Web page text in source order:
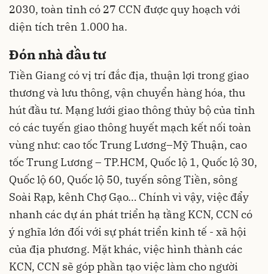
2030, toàn tỉnh có 27 CCN được quy hoạch với
diện tích trên 1.000 ha.
Đón nhà đầu tư
Tiền Giang có vị trí đắc địa, thuận lợi trong giao
thương và lưu thông, vận chuyển hàng hóa, thu
hút đầu tư. Mạng lưới giao thông thủy bộ của tỉnh
có các tuyến giao thông huyết mạch kết nối toàn
vùng như: cao tốc Trung Lương–Mỹ Thuận, cao
tốc Trung Lương – TP.HCM, Quốc lộ 1, Quốc lộ 30,
Quốc lộ 60, Quốc lộ 50, tuyến sông Tiền, sông
Soài Rạp, kênh Chợ Gạo… Chính vì vậy, việc đẩy
nhanh các dự án phát triển hạ tầng KCN, CCN có
ý nghĩa lớn đối với sự phát triển kinh tế - xã hội
của địa phương. Mặt khác, việc hình thành các
KCN, CCN sẽ góp phần tạo việc làm cho người